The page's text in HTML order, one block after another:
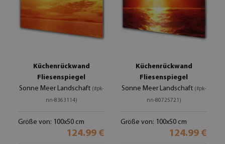
Küchenrückwand
Fliesenspiegel
Sonne Meer Landschaft (#pk-
nn-8363114)
Größe von: 100x50 cm
124.99 €
Küchenrückwand
Fliesenspiegel
Sonne Meer Landschaft (#pk-
nn-80725721)
Größe von: 100x50 cm
124.99 €